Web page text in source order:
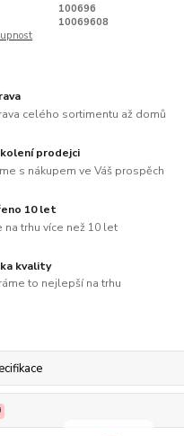
100696
10069608
celého sortimentu až domů
prodejci
s nákupem ve Váš prospěch
10 let
na trhu více než 10 let
kvality
to nejlepší na trhu